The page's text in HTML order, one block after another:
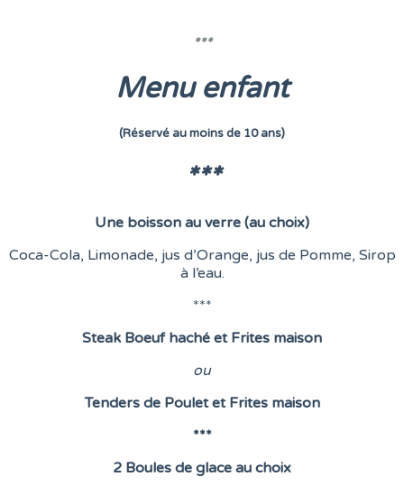
***
Menu enfant
(Réservé au moins de 10 ans)
***
Une boisson au verre (au choix)
Coca-Cola, Limonade, jus d’Orange, jus de Pomme, Sirop
à l’eau.
***
Steak Boeuf haché et Frites maison
ou
Tenders de Poulet et Frites maison
***
2 Boules de glace au choix